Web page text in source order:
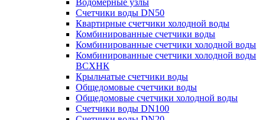
Водомерные узлы
Счетчики воды DN50
Квартирные счетчики холодной воды
Комбинированные счетчики воды
Комбинированные счетчики холодной воды
Комбинированные счетчики холодной воды
ВСХНК
Крыльчатые счетчики воды
Общедомовые счетчики воды
Общедомовые счетчики холодной воды
Счетчики воды DN100